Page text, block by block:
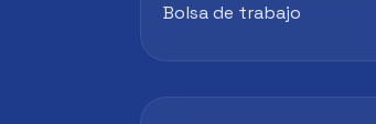
Bolsa de trabajo